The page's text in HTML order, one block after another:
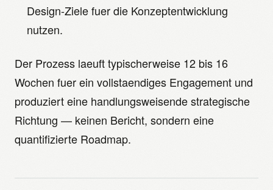
Design-Ziele fuer die Konzeptentwicklung
nutzen.
Der Prozess laeuft typischerweise 12 bis 16
Wochen fuer ein vollstaendiges Engagement und
produziert eine handlungsweisende strategische
Richtung — keinen Bericht, sondern eine
quantifizierte Roadmap.